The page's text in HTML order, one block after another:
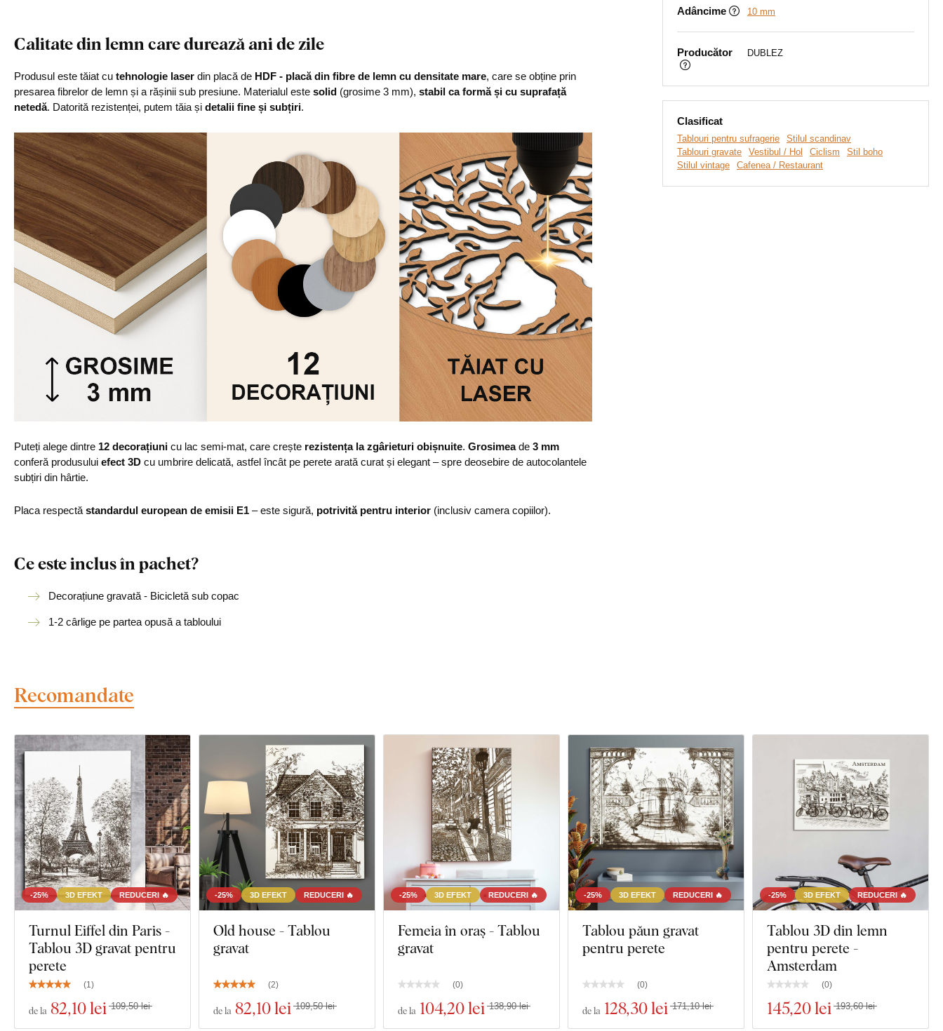
Calitate din lemn care durează ani de zile
Produsul este tăiat cu tehnologie laser din placă de HDF - placă din fibre de lemn cu densitate mare, care se obține prin
presarea fibrelor de lemn și a rășinii sub presiune. Materialul este solid (grosime 3 mm), stabil ca formă și cu suprafață
netedă. Datorită rezistenței, putem tăia și detalii fine și subțiri.
Puteți alege dintre 12 decorațiuni cu lac semi-mat, care crește rezistența la zgârieturi obișnuite. Grosimeade 3 mm
conferă produsului efect 3D cu umbrire delicată, astfel încât pe perete arată curat și elegant – spre deosebire de autocolantele
subțiri din hârtie.
Placa respectă standardul european de emisii E1 – este sigură, potrivită pentru interior (inclusiv camera copiilor).
Ce este inclus în pachet?
Decorațiune gravată - Bicicletă sub copac
1-2 cârlige pe partea opusă a tabloului
Adâncime 10 mm
Producător DUBLEZ
Clasificat
Tablouri pentru sufragerie
Stilul scandinav
Tablouri gravate
Vestibul / Hol Ciclism
Stil boho
Stilul vintage
Cafenea / Restaurant
Recomandate
-25% 3D EFEKT REDUCERI 🔥
Turnul Eiffel din Paris -
Tablou 3D gravat pentru
perete
(1)
de la 82,10 lei 109,50 lei
-25% 3D EFEKT REDUCERI 🔥
Old house - Tablou
gravat
(2)
de la 82,10 lei 109,50 lei
-25% 3D EFEKT REDUCERI 🔥
Femeia în oraș - Tablou
gravat
(0)
de la 104,20 lei 138,90 lei
-25% 3D EFEKT REDUCERI 🔥
Tablou păun gravat
pentru perete
(0)
de la 128,30 lei 171,10 lei
-25% 3D EFEKT REDUCERI 🔥
Tablou 3D din lemn
pentru perete -
Amsterdam
(0)
145,20 lei 193,60 lei